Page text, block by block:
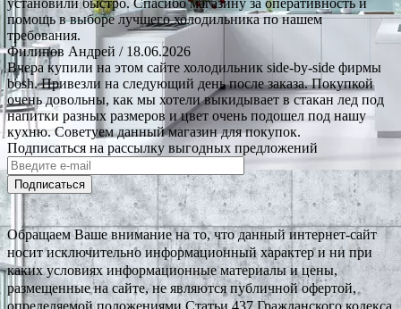
помощь в выборе лучшего холодильника по нашем
требования.
Филипов Андрей / 18.06.2026
Вчера купили на этом сайте холодильник side-by-side фирмы
bosh. Привезли на следующий день после заказа. Покупкой
очень довольны, как мы хотели выкидывает в стакан лед под
напитки разных размеров и цвет очень подошел под нашу
кухню. Советуем данный магазин для покупок.
Подписаться на рассылку выгодных предложений
Подписаться
Обращаем Ваше внимание на то, что данный интернет-сайт
носит исключительно информационный характер и ни при
каких условиях информационные материалы и цены,
размещенные на сайте, не являются публичной офертой,
определяемой положениями Статьи 437 Гражданского кодекса